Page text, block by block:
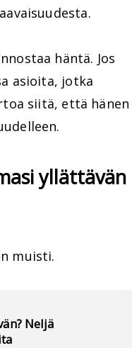
häntä. Jos
asioita, jotka
siitä, että hänen
yllättävän
muisti.
Neljä